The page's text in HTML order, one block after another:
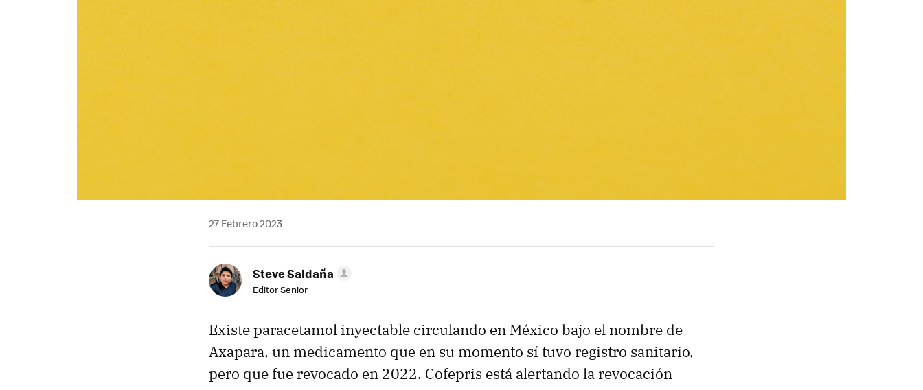
27 Febrero 2023
Steve Saldaña
Editor Senior
Existe paracetamol inyectable circulando en México bajo el nombre de
Axapara, un medicamento que en su momento sí tuvo registro sanitario,
pero que fue revocado en 2022. Cofepris está alertando la revocación